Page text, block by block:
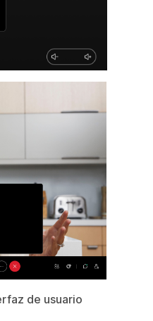
de usuario